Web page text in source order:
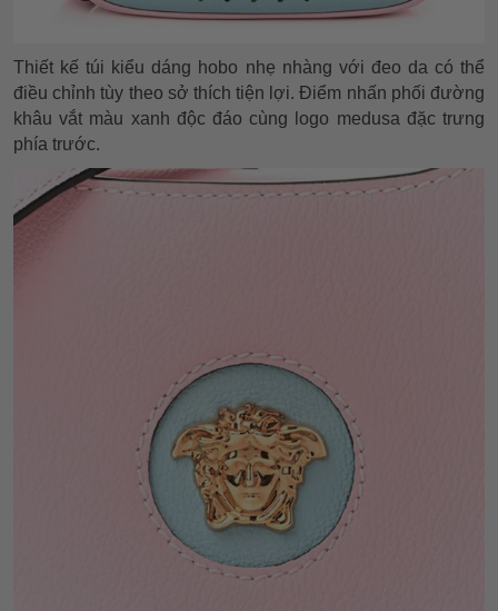
Thiết kế túi kiểu dáng hobo nhẹ nhàng với đeo da có thể
điều chỉnh tùy theo sở thích tiện lợi. Điểm nhấn phối đường
khâu vắt màu xanh độc đáo cùng logo medusa đặc trưng
phía trước.